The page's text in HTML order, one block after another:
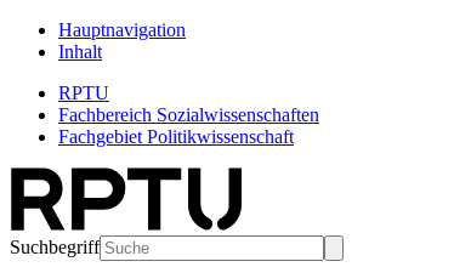
Hauptnavigation
Inhalt
RPTU
Fachbereich Sozialwissenschaften
Fachgebiet Politikwissenschaft
Suchbegriff